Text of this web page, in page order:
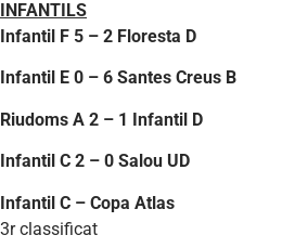
INFANTILS
Infantil F 5 – 2 Floresta D
Infantil E 0 – 6 Santes Creus B
Riudoms A 2 – 1 Infantil D
Infantil C 2 – 0 Salou UD
Infantil C – Copa Atlas
3r classificat